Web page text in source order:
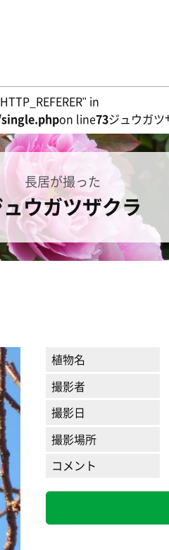
in
on line73ジュウガツ
長居が撮った
ウガツザクラ
植物名
撮影者
撮影日
撮影場所
コメント